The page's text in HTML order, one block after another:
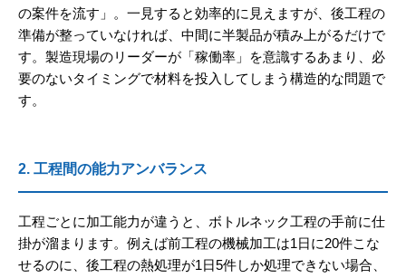
の案件を流す」。一見すると効率的に見えますが、後工程の
準備が整っていなければ、中間に半製品が積み上がるだけで
す。製造現場のリーダーが「稼働率」を意識するあまり、必
要のないタイミングで材料を投入してしまう構造的な問題で
す。
2. 工程間の能力アンバランス
工程ごとに加工能力が違うと、ボトルネック工程の手前に仕
掛が溜まります。例えば前工程の機械加工は1日に20件こな
せるのに、後工程の熱処理が1日5件しか処理できない場合、